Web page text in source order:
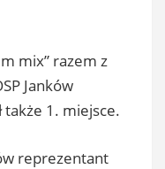
mix” razem z
Janków
także 1. miejsce.
reprezentant